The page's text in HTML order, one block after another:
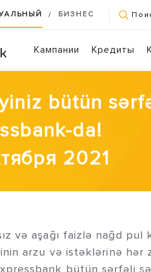
/ БИЗНЕС
Кампании Кредиты
bütün
da!
2021
və aşağı faizlə nağd
arzu və istəklərinə hər
bütün sərfəli